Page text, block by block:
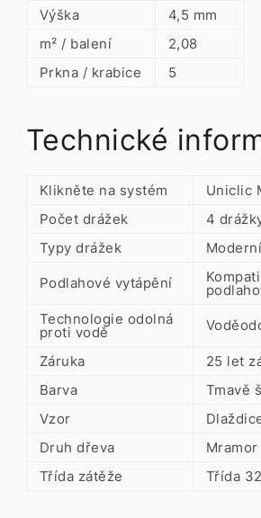
Výška
4,5 mm
m² / balení
2,08
Prkna / krabice
5
Technické
Klikněte na systém
Uniclic
Počet drážek
4
Typy drážek
Podlahové vytápění
Technologie odolná
proti vodě
Záruka
25 let
Barva
Tmavě
Vzor
Druh dřeva
Mramor
Třída zátěže
Třída 32